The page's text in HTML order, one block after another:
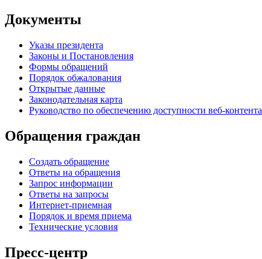
Документы
Указы президента
Законы и Постановления
Формы обращений
Порядок обжалования
Открытые данные
Законодательная карта
Руководство по обеспечению доступности веб-контента
Обращения граждан
Создать обращение
Ответы на обращения
Запрос информации
Ответы на запросы
Интернет-приемная
Порядок и время приема
Технические условия
Пресс-центр